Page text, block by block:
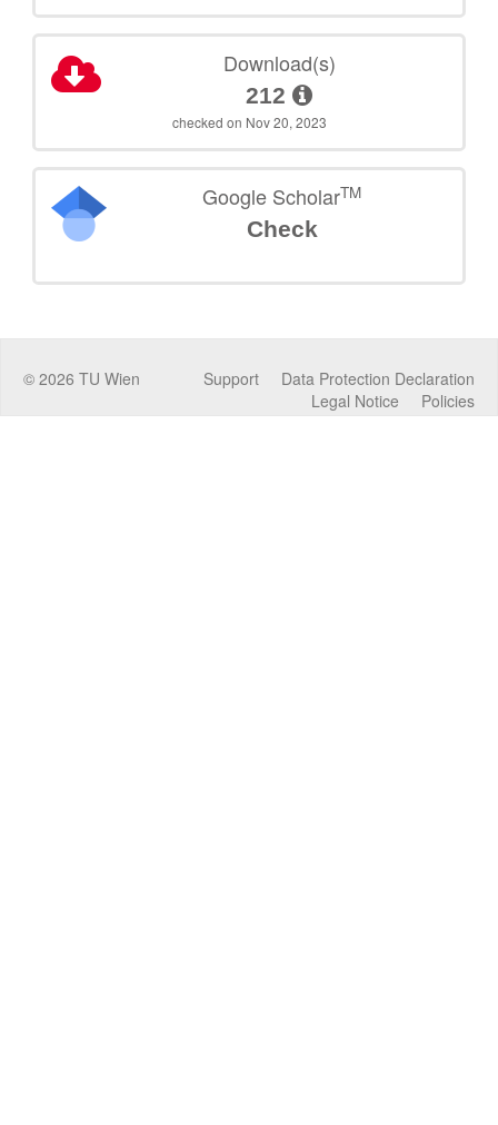
Download(s)
212
checked on Nov 20, 2023
Google ScholarTM
Check
© 2026 TU Wien Data Protection Declaration
Support
Policies
Legal Notice